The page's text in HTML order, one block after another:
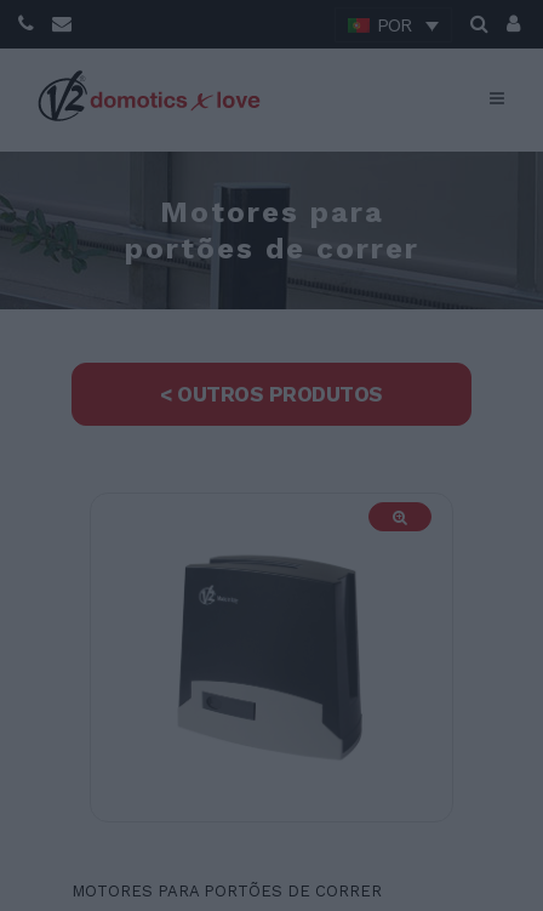
POR
Motores para
portões de correr
< OUTROS PRODUTOS
MOTORES PARA PORTÕES DE CORRER